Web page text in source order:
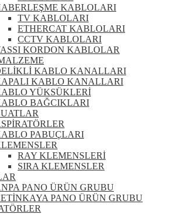
KABLOLARI
TV KABLOLARI
ETHERCAT KABLOLARI
CCTV KABLOLARI
KORDON KABLOLAR
KABLO KANALLARI
KABLO KANALLARI
YÜKSÜKLERİ
BAĞCIKLARI
PABUÇLARI
RAY KLEMENSLERİ
SIRA KLEMENSLER
PANO ÜRÜN GRUBU
PANO ÜRÜN GRUBU